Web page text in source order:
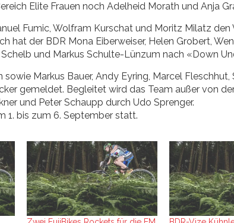
Elite Frauen noch Adelheid Morath und Anja
Fumic, Wolfram Kurschat und Moritz Milatz den
hat der BDR Mona Eiberweiser, Helen Grobert,
Schelb und Markus Schulte-Lünzum nach «Down
sowie Markus Bauer, Andy Eyring, Marcel Fleschhut,
gemeldet. Begleitet wird das Team außer von
und Peter Schaupp durch Udo Sprenger.
1. bis zum 6. September statt.